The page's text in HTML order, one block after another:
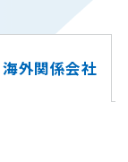
海外関係会社